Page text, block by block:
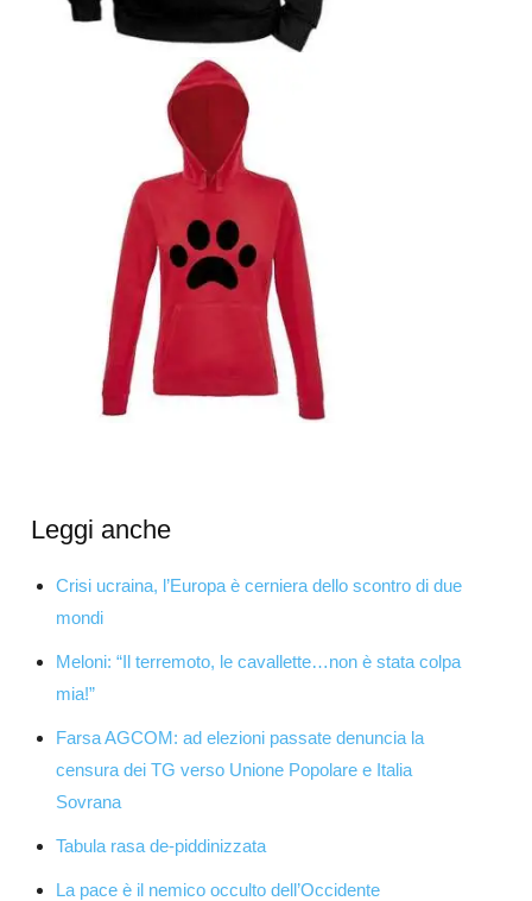
Leggi anche
Crisi ucraina, l’Europa è cerniera dello scontro di due
mondi
Meloni: “Il terremoto, le cavallette…non è stata colpa
mia!”
Farsa AGCOM: ad elezioni passate denuncia la
censura dei TG verso Unione Popolare e Italia
Sovrana
Tabula rasa de-piddinizzata
La pace è il nemico occulto dell’Occidente